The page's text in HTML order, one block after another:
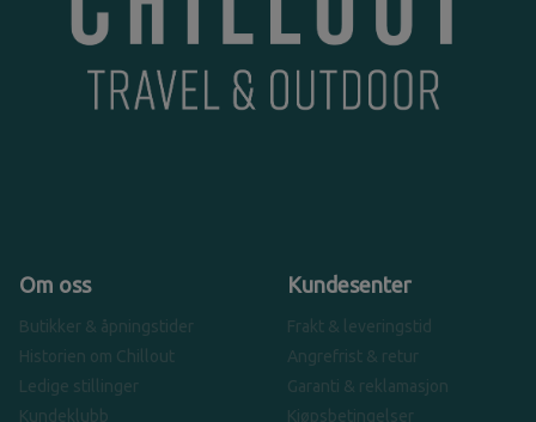
Om oss
Butikker & åpningstider
Historien om Chillout
Ledige stillinger
Kundeklubb
Kundesenter
Frakt & leveringstid
Angrefrist & retur
Garanti & reklamasjon
Kjøpsbetingelser